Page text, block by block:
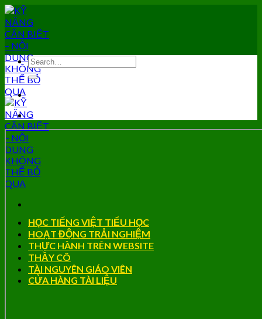
Skip
to
content
HỌC TIẾNG VIỆT TIỂU HỌC
HOẠT ĐỘNG TRẢI NGHIỆM
THỰC HÀNH TRÊN WEBSITE
THẦY CÔ
TÀI NGUYÊN GIÁO VIÊN
CỬA HÀNG TÀI LIỆU